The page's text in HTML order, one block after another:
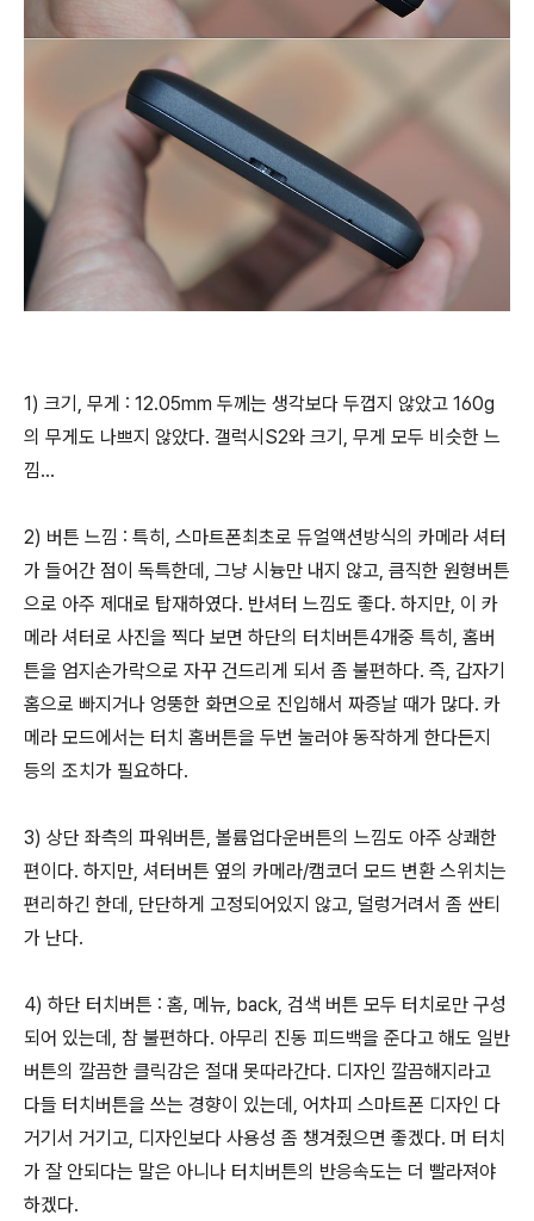
1) 크기, 무게 : 12.05mm 두께는 생각보다 두껍지 않았고 160g
의 무게도 나쁘지 않았다. 갤럭시S2와 크기, 무게 모두 비슷한 느
낌...
2) 버튼 느낌 : 특히, 스마트폰최초로 듀얼액션방식의 카메라 셔터
가 들어간 점이 독특한데, 그냥 시늉만 내지 않고, 큼직한 원형버튼
으로 아주 제대로 탑재하였다. 반셔터 느낌도 좋다. 하지만, 이 카
메라 셔터로 사진을 찍다 보면 하단의 터치버튼4개중 특히, 홈버
튼을 엄지손가락으로 자꾸 건드리게 되서 좀 불편하다. 즉, 갑자기
홈으로 빠지거나 엉뚱한 화면으로 진입해서 짜증날 때가 많다. 카
메라 모드에서는 터치 홈버튼을 두번 눌러야 동작하게 한다든지
등의 조치가 필요하다.
3) 상단 좌측의 파워버튼, 볼륨업다운버튼의 느낌도 아주 상쾌한
편이다. 하지만, 셔터버튼 옆의 카메라/캠코더 모드 변환 스위치는
편리하긴 한데, 단단하게 고정되어있지 않고, 덜렁거려서 좀 싼티
가 난다.
4) 하단 터치버튼 : 홈, 메뉴, back, 검색 버튼 모두 터치로만 구성
되어 있는데, 참 불편하다. 아무리 진동 피드백을 준다고 해도 일반
버튼의 깔끔한 클릭감은 절대 못따라간다. 디자인 깔끔해지라고
다들 터치버튼을 쓰는 경향이 있는데, 어차피 스마트폰 디자인 다
거기서 거기고, 디자인보다 사용성 좀 챙겨줬으면 좋겠다. 머 터치
가 잘 안되다는 말은 아니나 터치버튼의 반응속도는 더 빨라져야
하겠다.